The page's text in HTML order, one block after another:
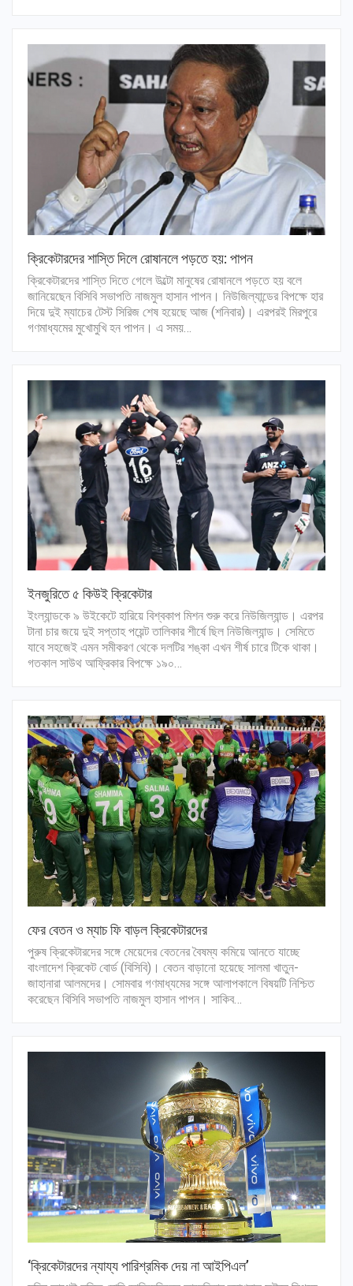
ক্রিকেটারদের শাস্তি দিলে রোষানলে পড়তে হয়: পাপন
ক্রিকেটারদের শাস্তি দিতে গেলে উল্টো মানুষের রোষানলে পড়তে হয় বলে
জানিয়েছেন বিসিবি সভাপতি নাজমুল হাসান পাপন। নিউজিল্যান্ডের বিপক্ষে হার
দিয়ে দুই ম্যাচের টেস্ট সিরিজ শেষ হয়েছে আজ (শনিবার)। এরপরই মিরপুরে
গণমাধ্যমের মুখোমুখি হন পাপন। এ সময়…
ইনজুরিতে ৫ কিউই ক্রিকেটার
ইংল্যান্ডকে ৯ উইকেটে হারিয়ে বিশ্বকাপ মিশন শুরু করে নিউজিল্যান্ড। এরপর
টানা চার জয়ে দুই সপ্তাহ পয়েন্ট তালিকার শীর্ষে ছিল নিউজিল্যান্ড। সেমিতে
যাবে সহজেই এমন সমীকরণ থেকে দলটির শঙ্কা এখন শীর্ষ চারে টিকে থাকা।
গতকাল সাউথ আফ্রিকার বিপক্ষে ১৯০…
ফের বেতন ও ম্যাচ ফি বাড়ল ক্রিকেটারদের
পুরুষ ক্রিকেটারদের সঙ্গে মেয়েদের বেতনের বৈষম্য কমিয়ে আনতে যাচ্ছে
বাংলাদেশ ক্রিকেট বোর্ড (বিসিবি)। বেতন বাড়ানো হয়েছে সালমা খাতুন-
জাহানারা আলমদের। সোমবার গণমাধ্যমের সঙ্গে আলাপকালে বিষয়টি নিশ্চিত
করেছেন বিসিবি সভাপতি নাজমুল হাসান পাপন। সাকিব…
‘ক্রিকেটারদের ন্যায্য পারিশ্রমিক দেয় না আইপিএল’